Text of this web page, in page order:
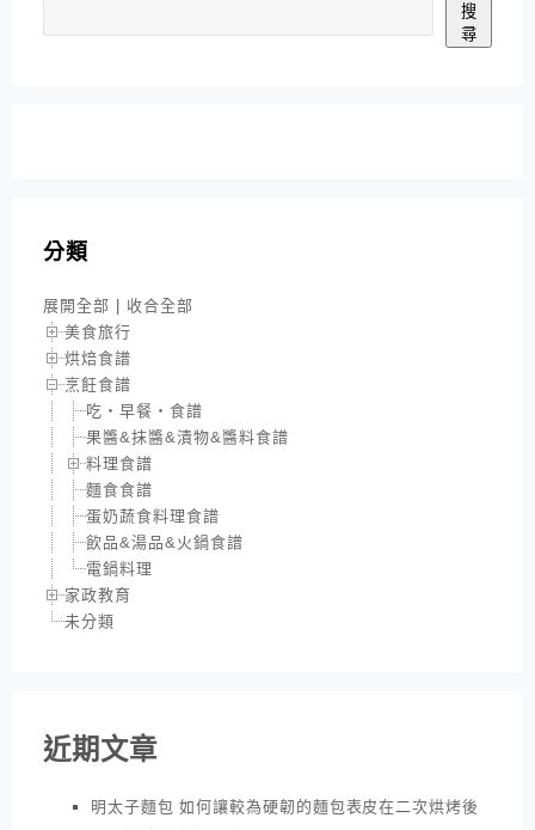
搜
尋
分類
展開全部
收合全部
美食旅行
烘焙食譜
烹飪食譜
吃‧早餐‧食譜
果醬&抹醬&漬物&醬料食譜
料理食譜
麵食食譜
蛋奶蔬食料理食譜
飲品&湯品&火鍋食譜
電鍋料理
家政教育
未分類
近期文章
明太子麵包 如何讓較為硬韌的麵包表皮在二次烘烤後